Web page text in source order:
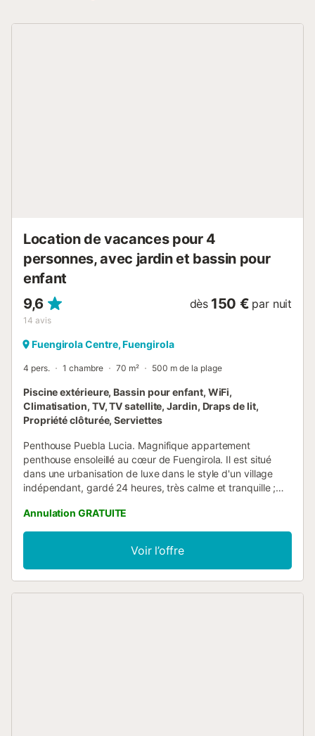
Location de vacances pour 4
personnes, avec jardin et bassin pour
enfant
9,6
14 avis
dès 150 € par nuit
Fuengirola Centre, Fuengirola
4 pers. 1 chambre 70 m² 500 m de la plage
Piscine extérieure, Bassin pour enfant, WiFi,
Climatisation, TV, TV satellite, Jardin, Draps de lit,
Propriété clôturée, Serviettes
Penthouse Puebla Lucia. Magnifique appartement
penthouse ensoleillé au cœur de Fuengirola. Il est situé
dans une urbanisation de luxe dans le style d'un village
indépendant, gardé 24 heures, très calme et tranquille ;
ensoleillée donnant sur un jardin imbattable avec 3
piscines. L'appartement dispose d'une belle chambre, d'un
grand salon et d'un espace bain de soleil. La cuisine,
indépendante, est équipée de tout : cafetière, machine à
sandwich, grille-pain, mixeur, lave-vaisselle, lave-linge,
Annulation GRATUITE
Voir l’offre